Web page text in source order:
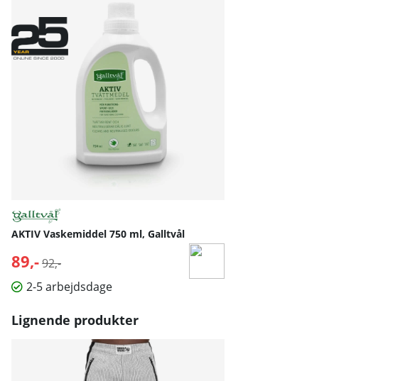
AKTIV Vaskemiddel 750 ml, Galltvål
89,- Normalpris:
92,-
2-5 arbejdsdage
Lignende produkter